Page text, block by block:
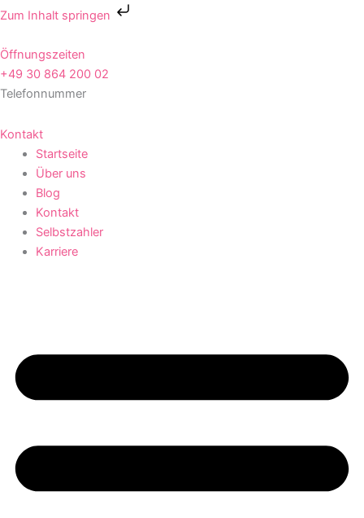
Zum Inhalt springen
Zum
springen
Öffnungszeiten
+49 30 864 200 02
Telefonnummer
Kontakt
Startseite
Über uns
Blog
Kontakt
Selbstzahler
Karriere